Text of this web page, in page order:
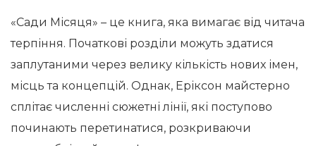
«Сади Місяця» – це книга, яка вимагає від читача
терпіння. Початкові розділи можуть здатися
заплутаними через велику кількість нових імен,
місць та концепцій. Однак, Еріксон майстерно
сплітає численні сюжетні лінії, які поступово
починають перетинатися, розкриваючи